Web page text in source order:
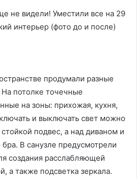
продумали разные
потолке точечные
на зоны: прихожая, кухня,
и выключать свет можно
подвес, а над диваном и
В санузле предусмотрели
создания расслабляющей
а также подсветка зеркала.